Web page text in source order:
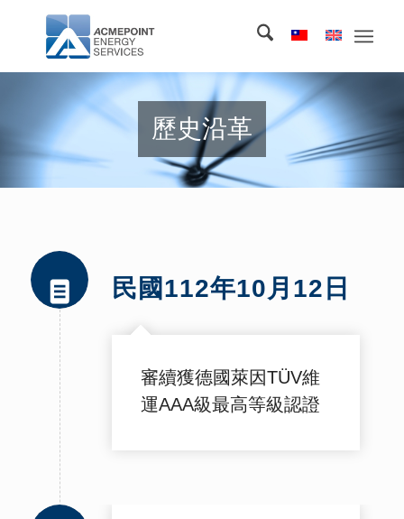
歷史沿革
民國112年10月12日
審續獲德國萊因TÜV維
運AAA級最高等級認證